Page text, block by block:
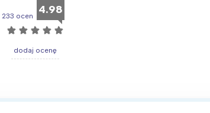
233 ocen 4.98
☆ ☆ ☆ ☆ ☆
dodaj ocenę